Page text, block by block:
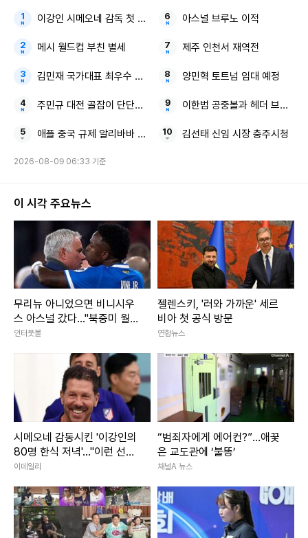
이강인 시메오네 감독 첫 인상
메시 월드컵 부친 별세
김민재 국가대표 최우수 선수
주민규 대전 골잡이 단단한 팀
애플 중국 규제 알리바바 큐원
아스널 브루노 이적
제주 인천서 재역전
양민혁 토트넘 임대 예정
이한범 공중볼과 헤더 브뤼헤
김선태 신임 시장 충주시청
2026-08-09 06:33 기준
이 시각 주요뉴스
무리뉴 아니었으면 비니시우
스 아스널 갔다..."북중미 월드
컵 기간 중에 걸었던 전화 한
인터풋볼
젤렌스키, '러와 가까운' 세르
비아 첫 공식 방문
연합뉴스
시메오네 감동시킨 '이강인의
80명 한식 저녁'..."이런 선수
필요했다"
이데일리
“범죄자에게 에어컨?”…애꿎
은 교도관에 ‘불똥’
채널A 뉴스